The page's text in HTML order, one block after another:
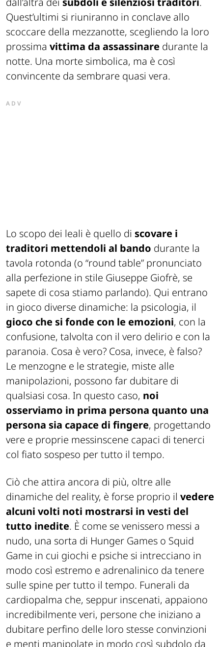
Quest’ultimi si riuniranno in conclave allo
scoccare della mezzanotte, scegliendo la loro
prossima vittima da assassinare durante la
notte. Una morte simbolica, ma è così
convincente da sembrare quasi vera.
ADV
Lo scopo dei leali è quello di scovare i
traditori mettendoli al bando durante la
tavola rotonda (o “round table” pronunciato
alla perfezione in stile Giuseppe Giofrè, se
sapete di cosa stiamo parlando). Qui entrano
in gioco diverse dinamiche: la psicologia, il
gioco che si fonde con le emozioni, con la
confusione, talvolta con il vero delirio e con la
paranoia. Cosa è vero? Cosa, invece, è falso?
Le menzogne e le strategie, miste alle
manipolazioni, possono far dubitare di
qualsiasi cosa. In questo caso, noi
osserviamo in prima persona quanto una
persona sia capace di fingere, progettando
vere e proprie messinscene capaci di tenerci
col fiato sospeso per tutto il tempo.
Ciò che attira ancora di più, oltre alle
dinamiche del reality, è forse proprio il vedere
alcuni volti noti mostrarsi in vesti del
tutto inedite. È come se venissero messi a
nudo, una sorta di Hunger Games o Squid
Game in cui giochi e psiche si intrecciano in
modo così estremo e adrenalinico da tenere
sulle spine per tutto il tempo. Funerali da
cardiopalma che, seppur inscenati, appaiono
incredibilmente veri, persone che iniziano a
dubitare perfino delle loro stesse convinzioni
e menti manipolate in modo così subdolo da